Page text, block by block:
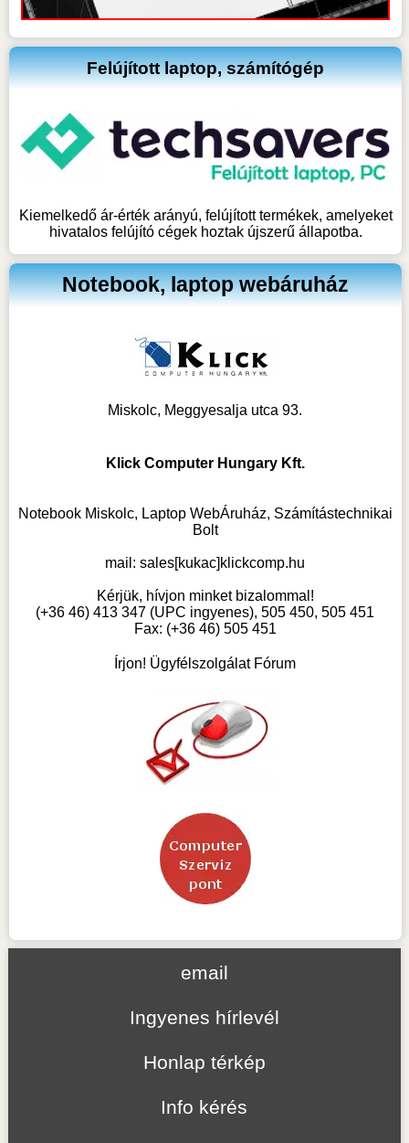
Felújított laptop, számítógép
Kiemelkedő ár-érték arányú, felújított termékek, amelyeket
hivatalos felújító cégek hoztak újszerű állapotba.
Notebook, laptop webáruház
Miskolc, Meggyesalja utca 93.
Klick Computer Hungary Kft.
Notebook Miskolc, Laptop WebÁruház, Számítástechnikai
Bolt
mail:sales[kukac]klickcomp.hu
Kérjük, hívjon minket bizalommal!
(+36 46) 413 347 (UPC ingyenes), 505 450, 505 451
Fax: (+36 46) 505 451
Írjon! Ügyfélszolgálat Fórum
email
Ingyenes hírlevél
Honlap térkép
Info kérés